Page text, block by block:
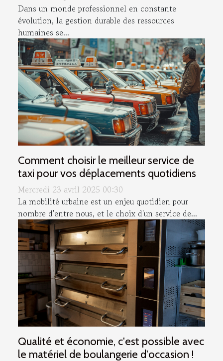
Dans un monde professionnel en constante
évolution, la gestion durable des ressources
humaines se...
Comment choisir le meilleur service de
taxi pour vos déplacements quotidiens
Mercredi 23 avril 2025 00:30
La mobilité urbaine est un enjeu quotidien pour
nombre d'entre nous, et le choix d'un service de...
Qualité et économie, c'est possible avec
le matériel de boulangerie d'occasion !